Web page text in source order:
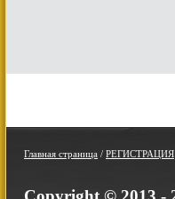
Главная страница / РЕГИСТРАЦИЯ